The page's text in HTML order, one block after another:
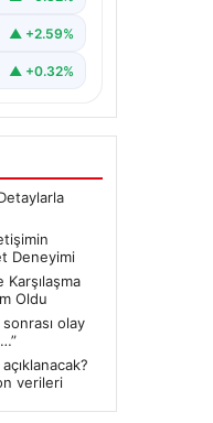
▲ +2.59%
▲ +0.32%
Deneyimi
Oldu
olay
verileri